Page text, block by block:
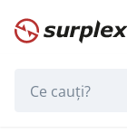
Pagina de start